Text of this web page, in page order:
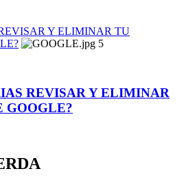
Y ELIMINAR TU
5
REVISAR Y ELIMINAR
GOOGLE?